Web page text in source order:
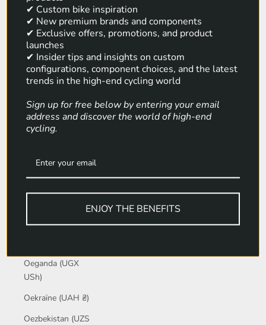
Nicaragua (NIO
C$)
Nieuw-Caledonië
(XPF Fr)
Nieuw-Zeeland
Niger (XOF Fr)
Noorwegen (EUR
€)
Oeganda (UGX
USh)
Oekraïne (UAH ₴)
Oezbekistan (UZS
✔ Custom bike inspiration
✔ New premium brands and components
✔ Exclusive offers, promotions, and product
launches
✔ Insider tips and insights on custom
configurations, component choices, and the latest
trends in the high-end cycling world
Sign up for free below by entering your email
address and discover the world of high-end
cycling.
ENJOY THE BENEFITS